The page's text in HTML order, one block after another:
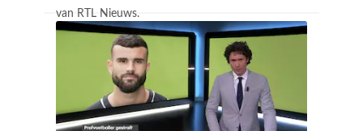
van RTL Nieuws.